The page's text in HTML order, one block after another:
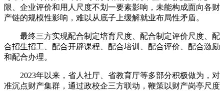
限、企业评价和用人尺度不划一要素影响，未能构成面向各财
产链的规模性影响，难以从底子上缓解就业布局性矛盾。
最终三方实现配合制定培育尺度、配合制定评价尺度、配
合招生招工、配合开辟课程、配合培训、配合评价、配合激励
和配合办理。
2023年以来，省人社厅、省教育厅等多部分积极做为，对
准沉点财产集群，通过政校企三方联动，鞭策以财产岗亭尺度